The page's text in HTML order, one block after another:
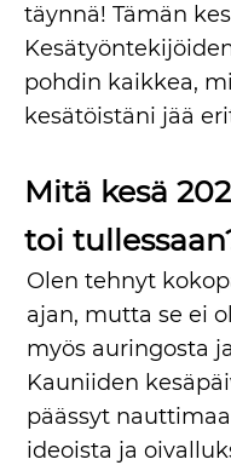
täynnä! Tämän
pohdin kaikkea,
kesätöistäni jää
Mitä kesä
toi
Olen tehnyt
ajan, mutta se ei
myös auringosta
Kauniiden
päässyt
ideoista ja